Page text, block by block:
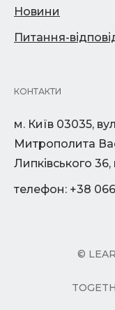
Новини
Питання-
КОНТАКТИ
м. Київ 03035,
Митрополита
Липківського 36,
телефон: +38
©